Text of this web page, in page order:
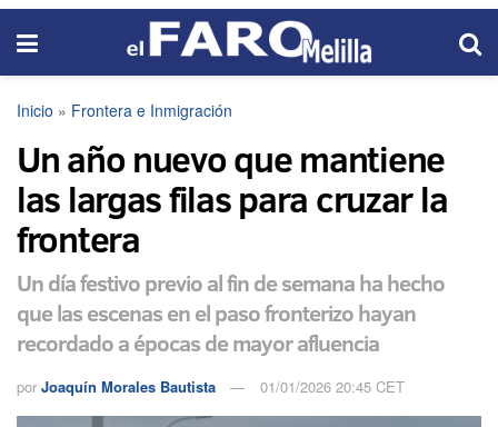
Inicio » Frontera e Inmigración
Un año nuevo que mantiene
las largas filas para cruzar la
frontera
Un día festivo previo al fin de semana ha hecho
que las escenas en el paso fronterizo hayan
recordado a épocas de mayor afluencia
por Joaquín Morales Bautista 01/01/2026 20:45 CET